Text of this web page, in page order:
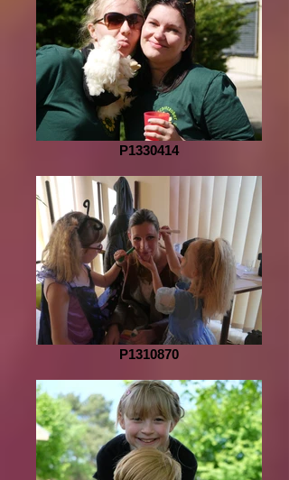
P1330414
P1310870